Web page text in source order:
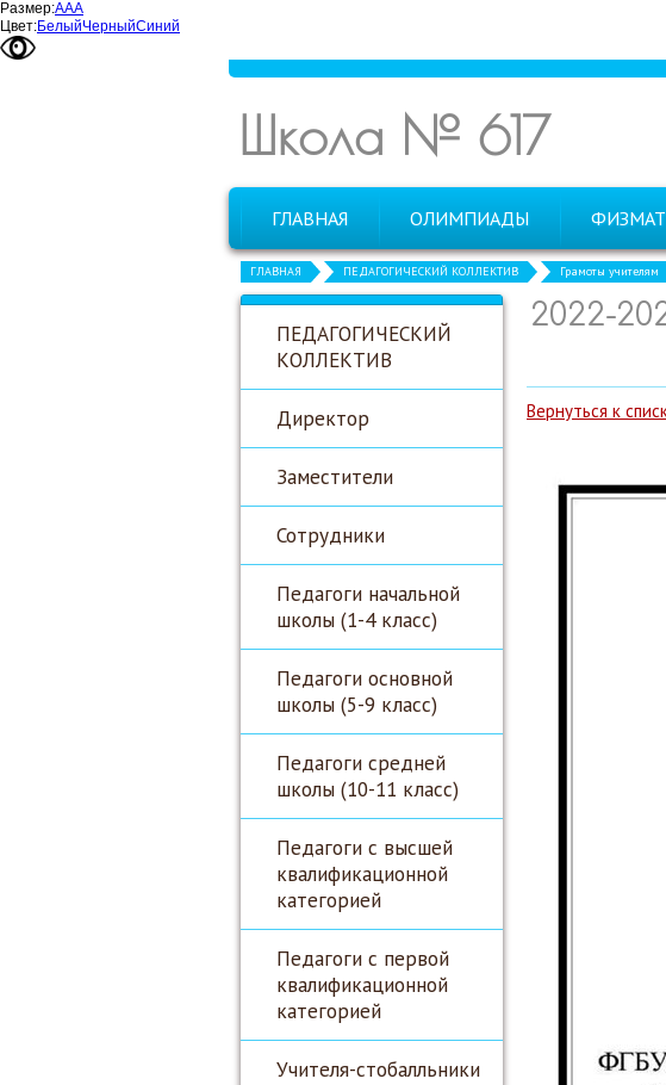
Размер:ААА
Цвет:БелыйЧерныйСиний
Школа № 617
ГЛАВНАЯ ОЛИМПИАДЫ ФИЗМАТ
ГЛАВНАЯ ПЕДАГОГИЧЕСКИЙ КОЛЛЕКТИВ Грамоты учителям
ПЕДАГОГИЧЕСКИЙ
КОЛЛЕКТИВ
Директор
Заместители
Сотрудники
Педагоги начальной
школы (1-4 класс)
Педагоги основной
школы (5-9 класс)
Педагоги средней
школы (10-11 класс)
Педагоги с высшей
квалификационной
категорией
Педагоги с первой
квалификационной
категорией
Учителя-стобалльники
2022-
Вернуться к